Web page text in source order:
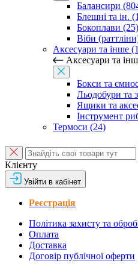
Балансири
Блешні та ін.
Бокоплави (25)
Віби
Аксесуари та інше
Аксесуари та
Бокси та
Льодобури та
Ящики та
Інструмент
Термоси (24)
Клієнту
Увійти в кабінет
Реєстрація
Політика захисту та
Оплата
Доставка
Договір публічної оферти